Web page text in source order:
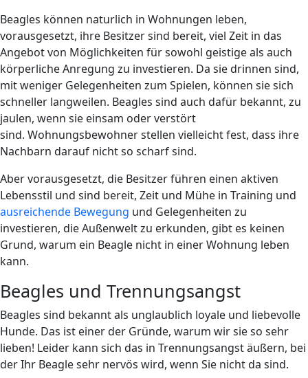
Beagles können naturlich in Wohnungen leben,
vorausgesetzt, ihre Besitzer sind bereit, viel Zeit in das
Angebot von Möglichkeiten für sowohl geistige als auch
körperliche Anregung zu investieren. Da sie drinnen sind,
mit weniger Gelegenheiten zum Spielen, können sie sich
schneller langweilen. Beagles sind​​ auch dafür bekannt, zu
jaulen, wenn sie einsam oder verstört
sind. Wohnungsbewohner stellen vielleicht fest, dass ihre
Nachbarn darauf nicht so scharf sind.
Aber vorausgesetzt, die Besitzer führen einen aktiven
Lebensstil und sind bereit, Zeit und Mühe in Training und
ausreichende Bewegung und Gelegenheiten zu
investieren, die Außenwelt zu erkunden, gibt es keinen
Grund, warum ein Beagle nicht in einer Wohnung leben
kann.
Beagles und Trennungsangst
Beagles sind bekannt als unglaublich loyale und liebevolle
Hunde. Das ist einer der Gründe, warum wir sie so sehr
lieben! Leider kann sich das in Trennungsangst äußern, bei
der Ihr Beagle sehr nervös wird, wenn Sie nicht da sind.